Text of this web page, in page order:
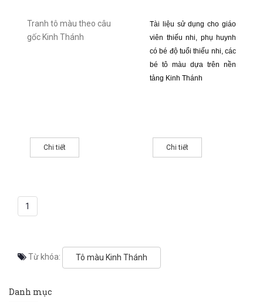
Tranh tô màu theo câu
gốc Kinh Thánh
Chi tiết
Tài liệu sử dụng cho giáo
viên thiếu nhi, phụ huynh
có bé độ tuổi thiếu nhi, các
bé tô màu dựa trên nền
tảng Kinh Thánh
Chi tiết
1
Từ khóa: Tô màu Kinh Thánh
Danh mục